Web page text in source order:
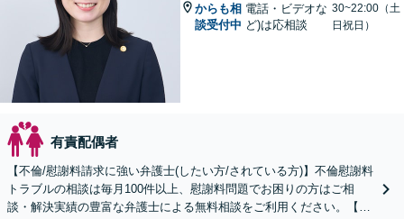
からも相
談受付中
電話・ビデオな
ど)は応相談
30~22:00（土
日祝日）
有責配偶者
【不倫/慰謝料請求に強い弁護士(したい方/されている方)】不倫慰謝料
トラブルの相談は毎月100件以上、慰謝料問題でお困りの方はご相
談・解決実績の豊富な弁護士による無料相談をご利用ください。【不